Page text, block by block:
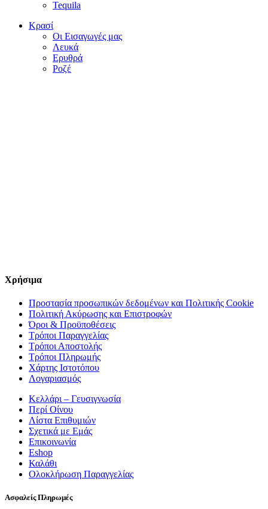
Tequila
Κρασί
Οι Εισαγωγές μας
Λευκά
Ερυθρά
Ροζέ
Χρήσιμα
Προστασία προσωπικών δεδομένων και Πολιτικής Cookie
Πολιτική Ακύρωσης και Επιστροφών
Όροι & Προϋποθέσεις
Τρόποι Παραγγελίας
Τρόποι Αποστολής
Τρόποι Πληρωμής
Χάρτης Ιστοτόπου
Λογαριασμός
Κελλάρι – Γευσιγνωσία
Περί Οίνου
Λίστα Επιθυμιών
Σχετικά με Εμάς
Επικοινωνία
Eshop
Καλάθι
Ολοκλήρωση Παραγγελίας
Ασφαλείς Πληρωμές